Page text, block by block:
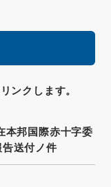
ンクします。
本邦国際赤十字委
送付ノ件